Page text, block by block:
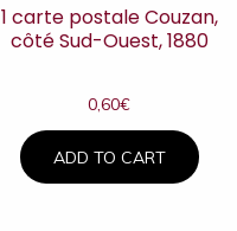
1 carte postale Couzan,
côté Sud-Ouest, 1880
0,60€
ADD TO CART